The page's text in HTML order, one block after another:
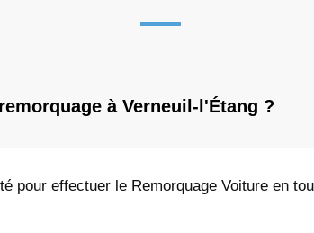
à Verneuil-l'Étang ?
pour effectuer le Remorquage Voiture en